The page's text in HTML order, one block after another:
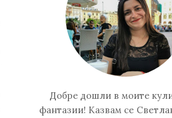
Добре дошли в моите
фантазии! Казвам се